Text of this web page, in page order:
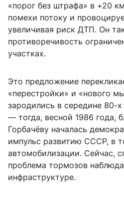
«порог без штрафа» в +20
помехи потоку и
увеличивая риск ДТП. Он
противоречивость
участках.
Это предложение
«перестройки» и «нового
зародились в середине 80-
— тогда, весной 1986 года,
Горбачёву началась
импульс развитию СССР, в
автомобилизации. Сейчас,
проблема тормозов
инфраструктуре.